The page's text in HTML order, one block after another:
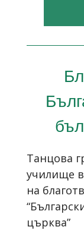
Танцова
училище
на
църква”